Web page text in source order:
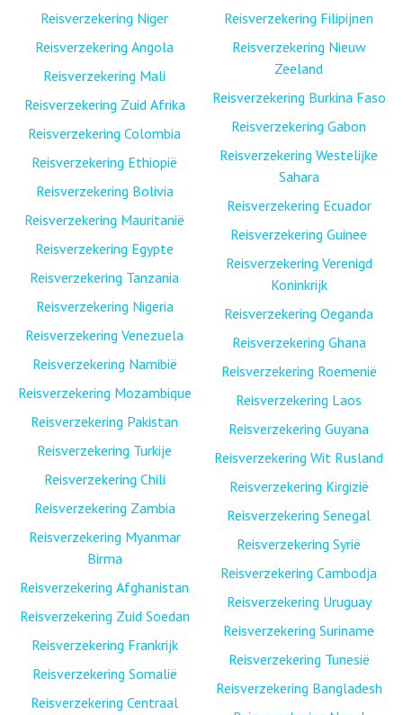
Reisverzekering Niger
Reisverzekering Angola
Reisverzekering Mali
Reisverzekering Zuid Afrika
Reisverzekering Colombia
Reisverzekering Ethiopië
Reisverzekering Bolivia
Reisverzekering Mauritanië
Reisverzekering Egypte
Reisverzekering Tanzania
Reisverzekering Nigeria
Reisverzekering Venezuela
Reisverzekering Namibië
Reisverzekering Mozambique
Reisverzekering Pakistan
Reisverzekering Turkije
Reisverzekering Chili
Reisverzekering Zambia
Reisverzekering Myanmar
Birma
Reisverzekering Afghanistan
Reisverzekering Zuid Soedan
Reisverzekering Frankrijk
Reisverzekering Somalië
Reisverzekering Centraal
Reisverzekering Filipijnen
Reisverzekering Nieuw
Zeeland
Reisverzekering Burkina Faso
Reisverzekering Gabon
Reisverzekering Westelijke
Sahara
Reisverzekering Ecuador
Reisverzekering Guinee
Reisverzekering Verenigd
Koninkrijk
Reisverzekering Oeganda
Reisverzekering Ghana
Reisverzekering Roemenië
Reisverzekering Laos
Reisverzekering Guyana
Reisverzekering Wit Rusland
Reisverzekering Kirgizië
Reisverzekering Senegal
Reisverzekering Syrië
Reisverzekering Cambodja
Reisverzekering Uruguay
Reisverzekering Suriname
Reisverzekering Tunesië
Reisverzekering Bangladesh